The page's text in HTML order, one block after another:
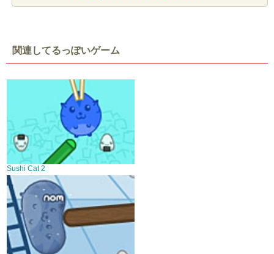
関連してるっぽいゲーム
Sushi Cat 2